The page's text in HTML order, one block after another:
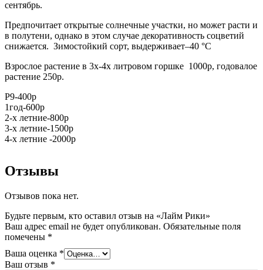
сентябрь.
Предпочитает открытые солнечные участки, но может расти и
в полутени, однако в этом случае декоративность соцветий
снижается. Зимостойкий сорт, выдерживает–40 °C
Взрослое растение в 3х-4х литровом горшке 1000р, годовалое
растение 250р.
Р9-400р
1год-600р
2-х летние-800р
3-х летние-1500р
4-х летние -2000р
Отзывы
Отзывов пока нет.
Будьте первым, кто оставил отзыв на «Лайм Рики»
Ваш адрес email не будет опубликован. Обязательные поля
помечены *
Ваша оценка *
Ваш отзыв *